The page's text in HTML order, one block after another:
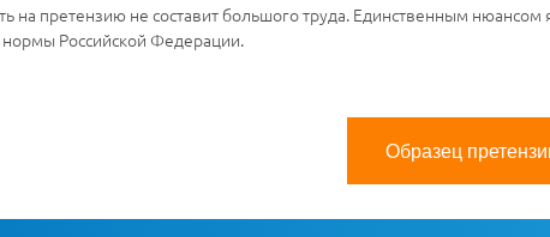
на претензию не составит большого труда. Единственным нюансом
Российской Федерации.
Образец